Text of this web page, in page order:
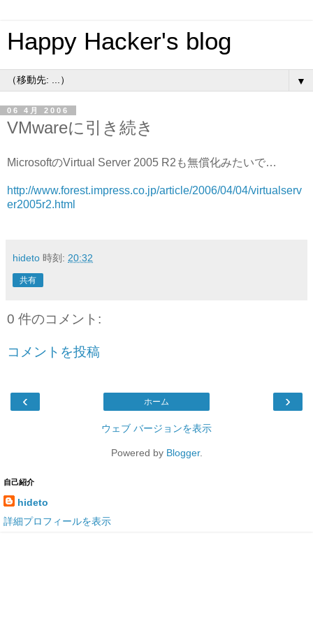
Happy Hacker's blog
▼
06 4月 2006
VMwareに引き続き
MicrosoftのVirtual Server 2005 R2も無償化みたいで…
http://www.forest.impress.co.jp/article/2006/04/04/virtualserv
er2005r2.html
hideto 時刻: 20:32
共有
0 件のコメント:
コメントを投稿
‹ ›
ホーム
ウェブ バージョンを表示
Powered by Blogger.
自己紹介
hideto
詳細プロフィールを表示